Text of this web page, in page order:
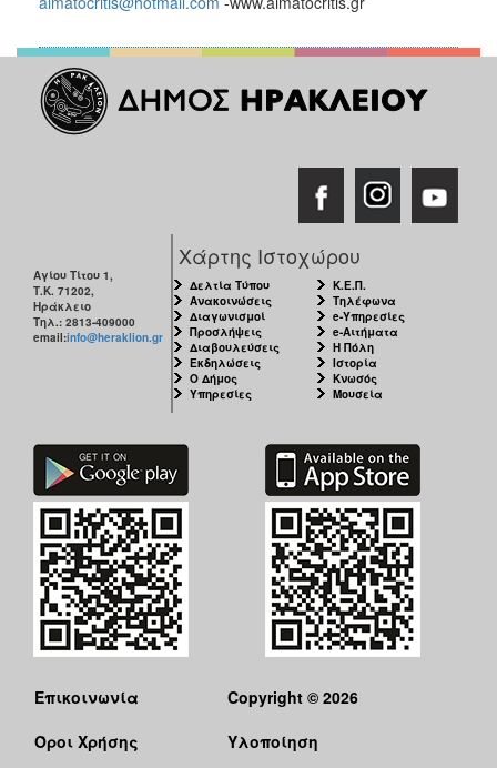
Αγίου Τίτου 1,
Τ.Κ. 71202,
Ηράκλειο
Τηλ.: 2813-409000
email:info@heraklion.gr
Χάρτης Ιστοχώρου
Δελτία Τύπου
Ανακοινώσεις
Διαγωνισμοί
Προσλήψεις
Διαβουλεύσεις
Εκδηλώσεις
Ο Δήμος
Υπηρεσίες
Κ.Ε.Π.
Τηλέφωνα
e-Υπηρεσίες
e-Αιτήματα
Η Πόλη
Ιστορία
Κνωσός
Μουσεία
Επικοινωνία
Όροι Χρήσης
Copyright © 2026
Υλοποίηση